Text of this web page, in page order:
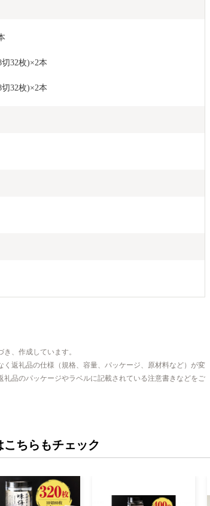
32枚)×2本
32枚)×2本
、作成しています。
返礼品の仕様（規格、容量、パッケージ、原材料など）が変
品のパッケージやラベルに記載されている注意書きなどをご
ちらもチェック